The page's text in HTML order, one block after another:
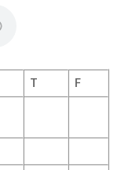
T
F